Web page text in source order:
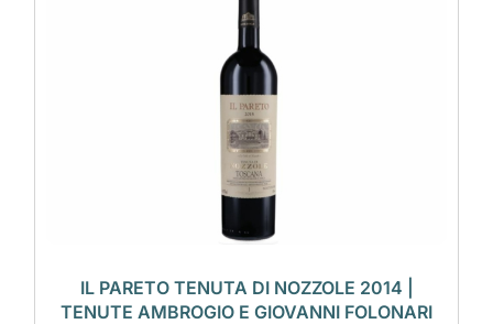
IL PARETO TENUTA DI NOZZOLE 2014 |
TENUTE AMBROGIO E GIOVANNI FOLONARI